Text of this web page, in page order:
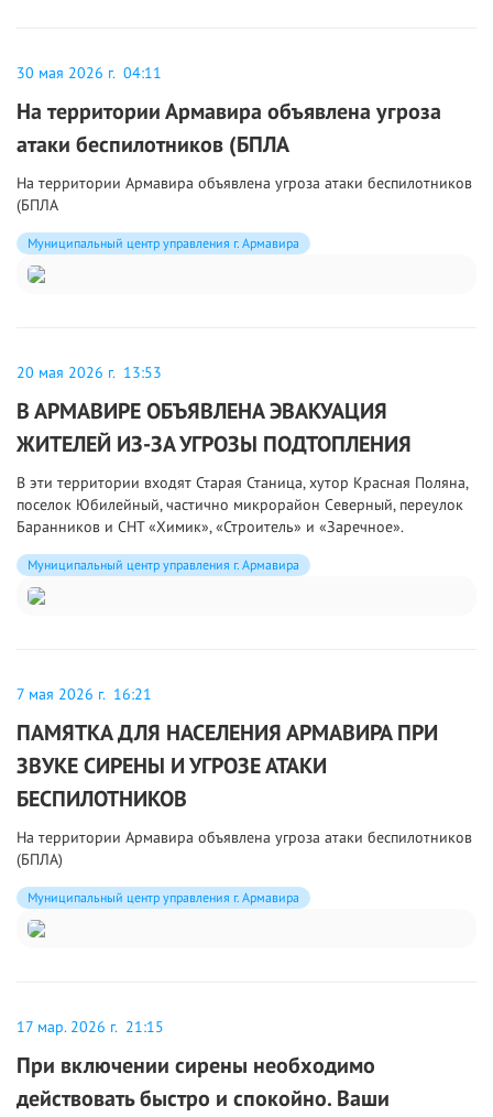
30 мая 2026 г. 04:11
На территории Армавира объявлена угроза
атаки беспилотников (БПЛА
На территории Армавира объявлена угроза атаки беспилотников
(БПЛА
Муниципальный центр управления г. Армавира
20 мая 2026 г. 13:53
В АРМАВИРЕ ОБЪЯВЛЕНА ЭВАКУАЦИЯ
ЖИТЕЛЕЙ ИЗ-ЗА УГРОЗЫ ПОДТОПЛЕНИЯ
В эти территории входят Старая Станица, хутор Красная Поляна,
поселок Юбилейный, частично микрорайон Северный, переулок
Баранников и СНТ «Химик», «Строитель» и «Заречное».
Муниципальный центр управления г. Армавира
7 мая 2026 г. 16:21
ПАМЯТКА ДЛЯ НАСЕЛЕНИЯ АРМАВИРА ПРИ
ЗВУКЕ СИРЕНЫ И УГРОЗЕ АТАКИ
БЕСПИЛОТНИКОВ
На территории Армавира объявлена угроза атаки беспилотников
(БПЛА)
Муниципальный центр управления г. Армавира
17 мар. 2026 г. 21:15
При включении сирены необходимо
действовать быстро и спокойно. Ваши